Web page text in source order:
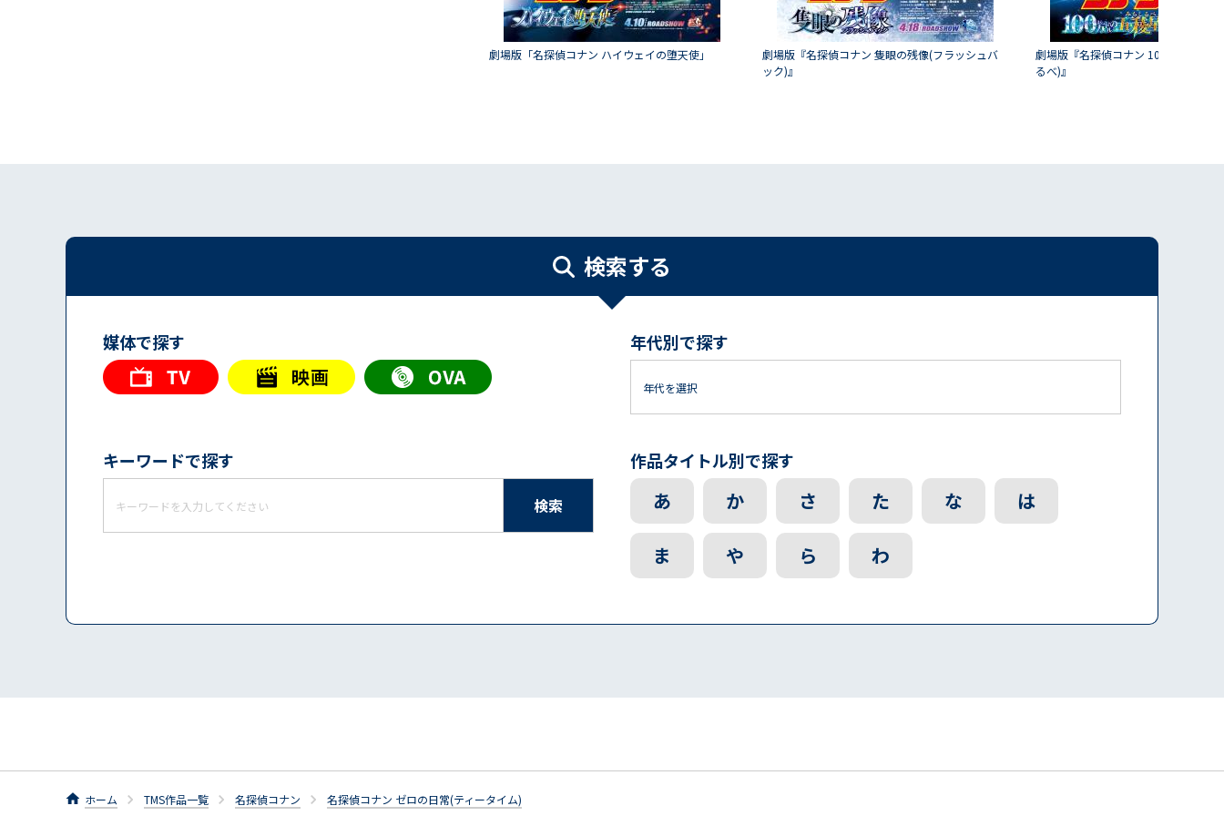
劇場版「名探偵コナン ハイウェイの堕天使」
劇場版『名探偵コナン 隻眼の残像(フラッシュバ
ック)』
劇場版『名探偵コナン 100万ドルの
るべ)』
検索する
媒体で探す 年代別で探す
キーワードで探す
検索
作品タイトル別で探す
あ か さ た な は
ま や ら わ
ホーム TMS作品一覧 名探偵コナン 名探偵コナン ゼロの日常(ティータイム)